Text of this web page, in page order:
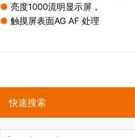
● 亮度1000流明显示屏，
● 触摸屏表面AG AF 处理
快速搜索